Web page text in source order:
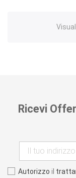
Ricevi
Autorizzo il